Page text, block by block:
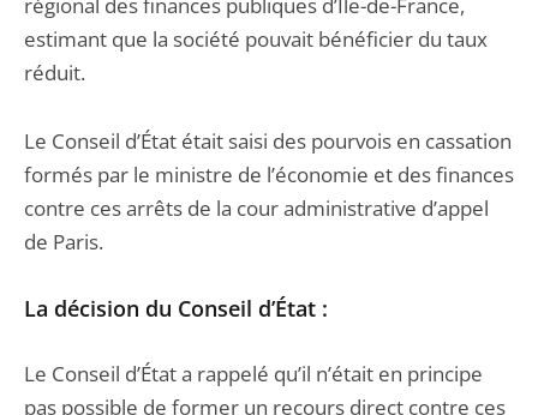
estimant que la société pouvait bénéficier du taux
réduit.
Le Conseil d’État était saisi des pourvois en cassation
formés par le ministre de l’économie et des finances
contre ces arrêts de la cour administrative d’appel
de Paris.
La décision du Conseil d’État :
Le Conseil d’État a rappelé qu’il n’était en principe
pas possible de former un recours direct contre ces